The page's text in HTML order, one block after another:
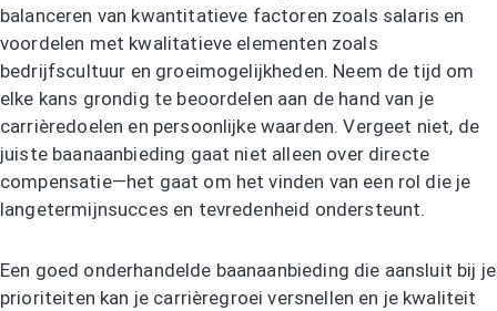
balanceren van kwantitatieve factoren zoals salaris en
voordelen met kwalitatieve elementen zoals
bedrijfscultuur en groeimogelijkheden. Neem de tijd om
elke kans grondig te beoordelen aan de hand van je
carrièredoelen en persoonlijke waarden. Vergeet niet, de
juiste baanaanbieding gaat niet alleen over directe
compensatie—het gaat om het vinden van een rol die je
langetermijnsucces en tevredenheid ondersteunt.
Een goed onderhandelde baanaanbieding die aansluit bij je
prioriteiten kan je carrièregroei versnellen en je kwaliteit